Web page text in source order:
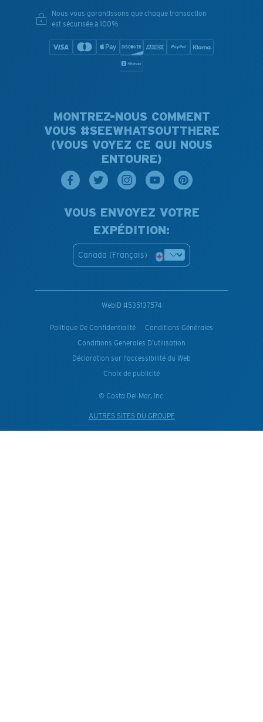
Nous vous garantissons que chaque transaction
est sécurisée à 100%
MONTREZ-NOUS COMMENT
VOUS #SEEWHATSOUTTHERE
(VOUS VOYEZ CE QUI NOUS
ENTOURE)
VOUS ENVOYEZ VOTRE
EXPÉDITION:
Canada (Français)
WebID #535137574
Politique De Confidentialité
Conditions Générales
Conditions Generales D’utilisation
Déclaration sur l'accessibilité du Web
Choix de publicité
© Costa Del Mar, Inc.
AUTRES SITES DU GROUPE